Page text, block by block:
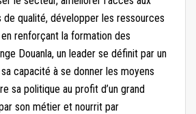
de qualité, développer les ressources
renforçant la formation des
Douanla, un leader se définit par un
capacité à se donner les moyens
sa politique au profit d’un grand
son métier et nourrit par